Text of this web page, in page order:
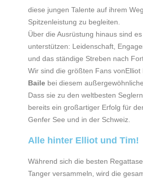
diese jungen Talente auf ihrem
Spitzenleistung zu begleiten.
Über die Ausrüstung hinaus sind
unterstützen: Leidenschaft,
und das ständige Streben nach
Wir sind die größten Fans vonElliot
Baile bei diesem
Dass sie zu den weltbesten
bereits ein großartiger Erfolg für
Genfer See und in der Schweiz.
Alle hinter Elliot und Tim!
Während sich die besten
Tanger versammeln, wird die